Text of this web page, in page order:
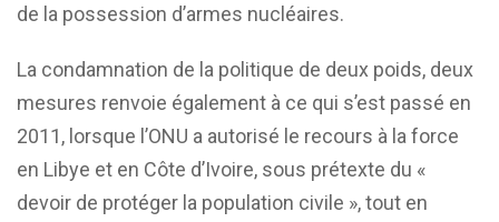
de la possession d’armes nucléaires.
La condamnation de la politique de deux poids, deux
mesures renvoie également à ce qui s’est passé en
2011, lorsque l’ONU a autorisé le recours à la force
en Libye et en Côte d’Ivoire, sous prétexte du «
devoir de protéger la population civile », tout en